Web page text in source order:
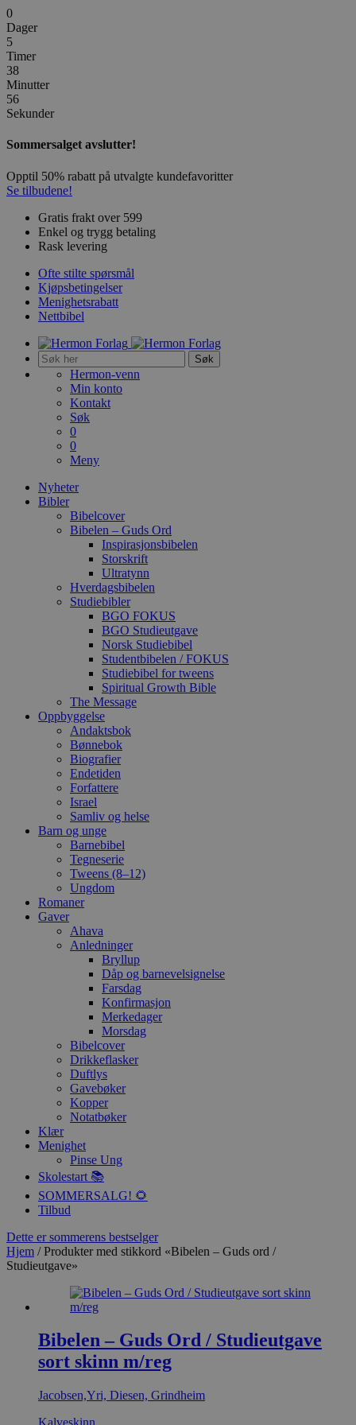
0
Dager
5
Timer
38
Minutter
56
Sekunder
Sommersalget avslutter!
Opptil 50% rabatt på utvalgte kundefavoritter
Se tilbudene!
Gratis frakt over 599
Enkel og trygg betaling
Rask levering
Ofte stilte spørsmål
Kjøpsbetingelser
Menighetsrabatt
Nettbibel
Søk
Hermon-venn
Min konto
Kontakt
Søk
0
0
Meny
Nyheter
Bibler
Bibelcover
Bibelen – Guds Ord
Inspirasjonsbibelen
Storskrift
Ultratynn
Hverdagsbibelen
Studiebibler
BGO FOKUS
BGO Studieutgave
Norsk Studiebibel
Studentbibelen / FOKUS
Studiebibel for tweens
Spiritual Growth Bible
The Message
Oppbyggelse
Andaktsbok
Bønnebok
Biografier
Endetiden
Forfattere
Israel
Samliv og helse
Barn og unge
Barnebibel
Tegneserie
Tweens (8–12)
Ungdom
Romaner
Gaver
Ahava
Anledninger
Bryllup
Dåp og barnevelsignelse
Farsdag
Konfirmasjon
Merkedager
Morsdag
Bibelcover
Drikkeflasker
Duftlys
Gavebøker
Kopper
Notatbøker
Klær
Menighet
Pinse Ung
Skolestart 📚
SOMMERSALG! 🌻
Tilbud
Dette er sommerens bestselger
Hjem / Produkter med stikkord «Bibelen – Guds ord /
Studieutgave»
Bibelen – Guds Ord / Studieutgave
sort skinn m/reg
Jacobsen,Yri, Diesen, Grindheim